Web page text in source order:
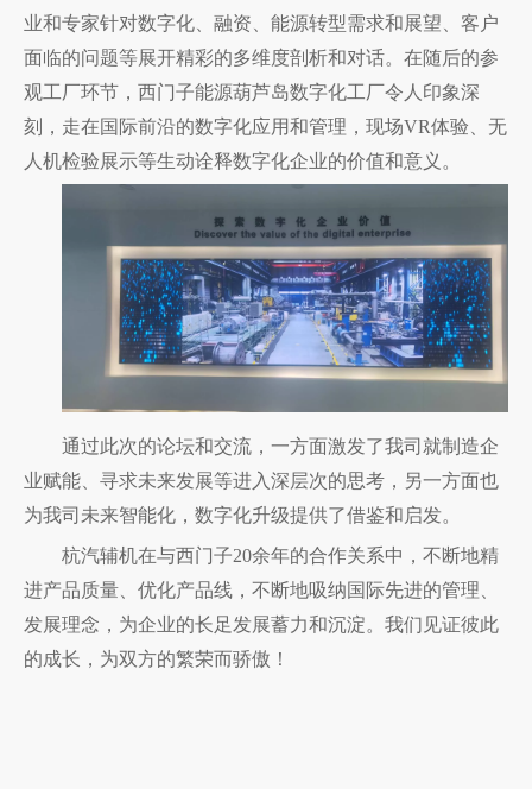
业和专家针对数字化、融资、能源转型需求和展望、客户
面临的问题等展开精彩的多维度剖析和对话。在随后的参
观工厂环节，西门子能源葫芦岛数字化工厂令人印象深
刻，走在国际前沿的数字化应用和管理，现场VR体验、无
人机检验展示等生动诠释数字化企业的价值和意义。
通过此次的论坛和交流，一方面激发了我司就制造企
业赋能、寻求未来发展等进入深层次的思考，另一方面也
为我司未来智能化，数字化升级提供了借鉴和启发。
杭汽辅机在与西门子20余年的合作关系中，不断地精
进产品质量、优化产品线，不断地吸纳国际先进的管理、
发展理念，为企业的长足发展蓄力和沉淀。我们见证彼此
的成长，为双方的繁荣而骄傲！